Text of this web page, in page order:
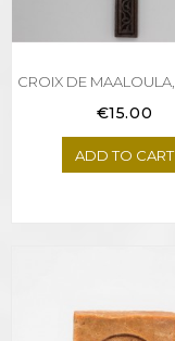
Price
€15.00
ADD TO CART